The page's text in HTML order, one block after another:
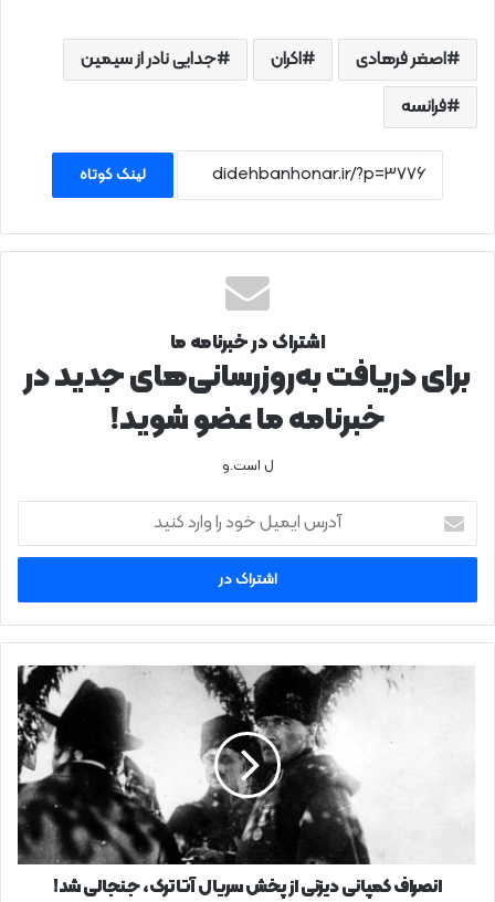
اصغر فرهادی اکران
جدایی نادر از سیمین
فرانسه
لینک کوتاه
اشتراک در خبرنامه ما
برای دریافت به‌روزرسانی‌های جدید در
خبرنامه ما عضو شوید!
ل است.و
ایمیل
خود
وارد
کنید
شد!
انصراف کمپانی دیزنی از پخش سریال آتاترک، جنجالی شد!